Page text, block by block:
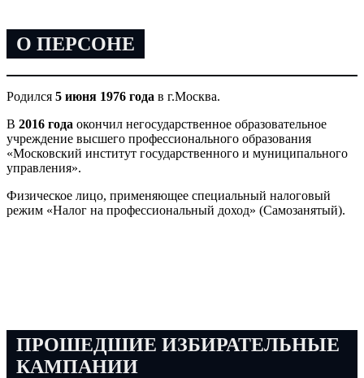
О ПЕРСОНЕ
Родился 5 июня 1976 года в г.Москва.
В 2016 года окончил негосударственное образовательное
учреждение высшего профессионального образования
«Московский институт государственного и муниципального
управления».
Физическое лицо, применяющее специальный налоговый
режим «Налог на профессиональный доход» (Самозанятый).
ПРОШЕДШИЕ ИЗБИРАТЕЛЬНЫЕ
КАМПАНИИ